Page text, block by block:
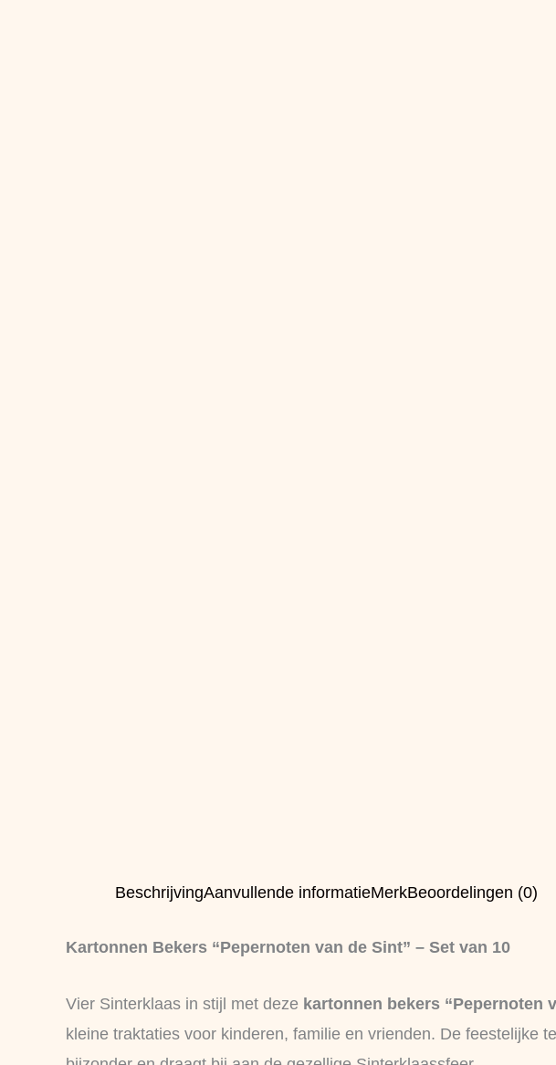
BeschrijvingAanvullende informatieMerkBeoordelingen (0)
Kartonnen Bekers “Pepernoten van de Sint” – Set van 10
Vier Sinterklaas in stijl met deze kartonnen bekers “Pepernoten
kleine traktaties voor kinderen, familie en vrienden. De feestelijke